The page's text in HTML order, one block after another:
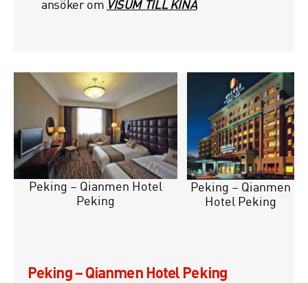
ansöker om VISUM TILL KINA
Peking – Qianmen Hotel
Peking
Peking – Qianmen
Hotel Peking
Peking – Qianmen Hotel Peking